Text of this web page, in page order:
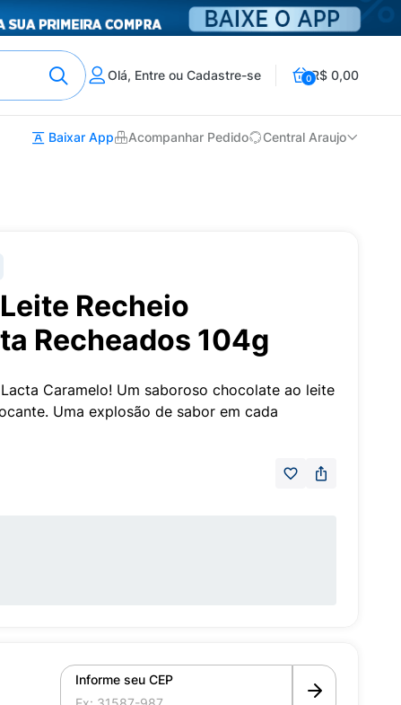
Olá, Entre ou Cadastre-se 0R$ 0,00
Baixar App Acompanhar Pedido Central Araujo
Recheio
Recheados 104g
Caramelo! Um saboroso chocolate ao leite
Uma explosão de sabor em cada
Informe seu CEP